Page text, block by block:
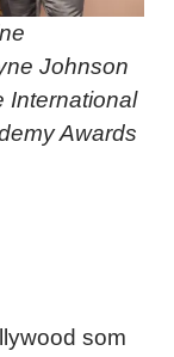
Johnson
International
Awards
som